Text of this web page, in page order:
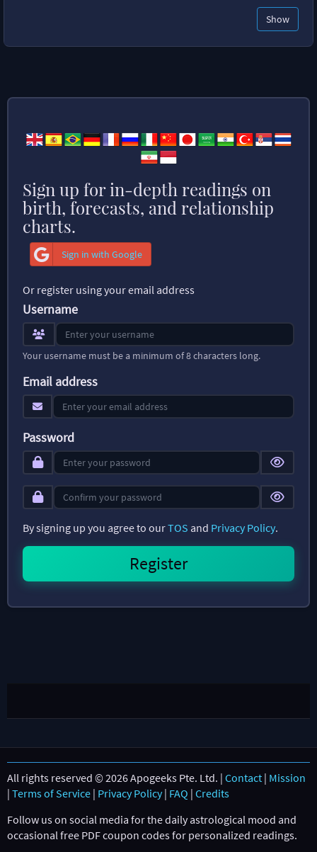
Show
Sign up for in-depth readings on
birth, forecasts, and relationship
charts.
Sign in with Google
Or register using your email address
Username
Your username must be a minimum of 8 characters long.
Email address
Password
By signing up you agree to ourTOS and Privacy Policy.
All rights reserved © 2026 Apogeeks Pte. Ltd. | Contact | Mission
| Terms of Service | Privacy Policy| FAQ | Credits
Follow us on social media for the daily astrological mood and
occasional free PDF coupon codes for personalized readings.